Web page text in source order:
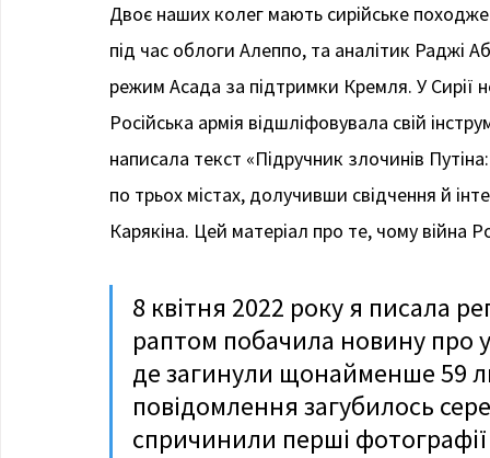
Двоє наших колег мають сирійське
під час облоги Алеппо, та аналітик Раджі
режим Асада за підтримки Кремля. У Сирії
Російська армія відшліфовувала свій
написала текст «Підручник злочинів
по трьох містах, долучивши свідчення й
Карякіна. Цей матеріал про те, чому війна
8 квітня 2022 року я писала
раптом побачила новину про
де загинули щонайменше 59
повідомлення загубилось
спричинили перші